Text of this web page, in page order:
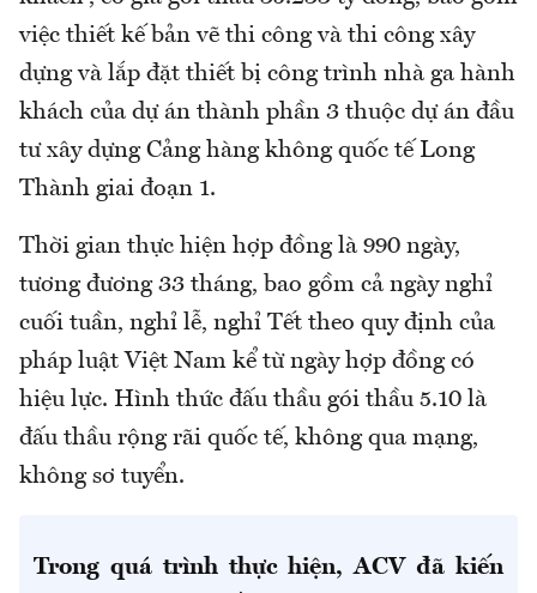
việc thiết kế bản vẽ thi công và thi công xây
dựng và lắp đặt thiết bị công trình nhà ga hành
khách của dự án thành phần 3 thuộc dự án đầu
tư xây dựng Cảng hàng không quốc tế Long
Thành giai đoạn 1.
Thời gian thực hiện hợp đồng là 990 ngày,
tương đương 33 tháng, bao gồm cả ngày nghỉ
cuối tuần, nghỉ lễ, nghỉ Tết theo quy định của
pháp luật Việt Nam kể từ ngày hợp đồng có
hiệu lực. Hình thức đấu thầu gói thầu 5.10 là
đấu thầu rộng rãi quốc tế, không qua mạng,
không sơ tuyển.
Trong quá trình thực hiện, ACV đã kiến